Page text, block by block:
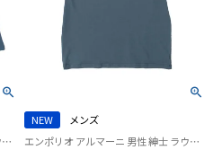
エンポリオ アルマーニ 男性 紳士 ラウンジウェア 部屋着 ルームウェア
NEW
メンズ
エンポリオ アルマーニ 男性 紳士 ラウンジウェア